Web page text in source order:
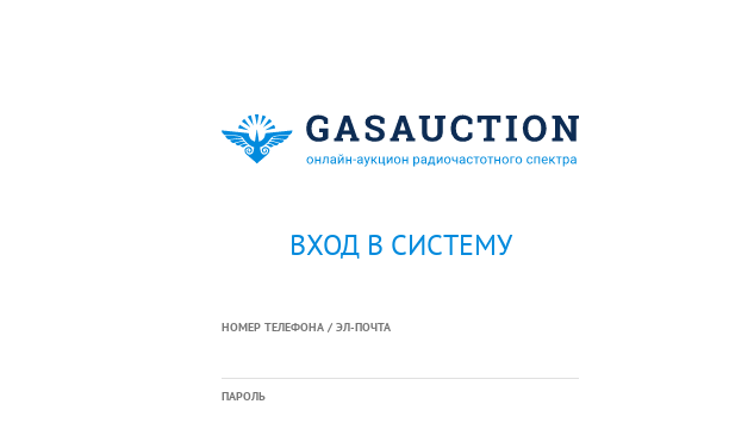
ВХОД В СИСТЕМУ
НОМЕР ТЕЛЕФОНА / ЭЛ-ПОЧТА
ПАРОЛЬ